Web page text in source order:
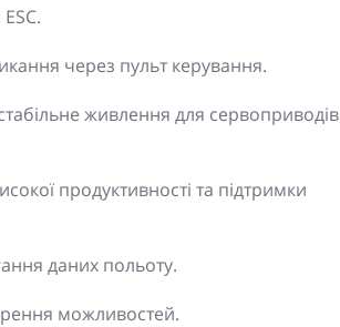
через пульт керування.
живлення для сервоприводів
продуктивності та підтримки
даних польоту.
можливостей.